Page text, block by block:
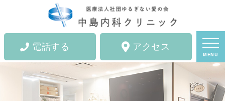
電話する アクセス
MENU